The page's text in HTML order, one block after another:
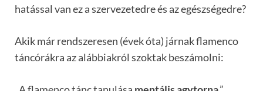
hatással van ez a szervezetedre és az egészségedre?
Akik már rendszeresen (évek óta) járnak flamenco
táncórákra az alábbiakról szoktak beszámolni: